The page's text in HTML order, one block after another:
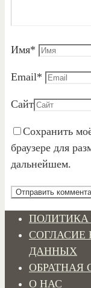
Имя*
Email*
Сайт
Сохранить
браузере для
дальнейшем.
СОГЛАСИЕ
ДАННЫХ
ОБРАТНАЯ
О НАС